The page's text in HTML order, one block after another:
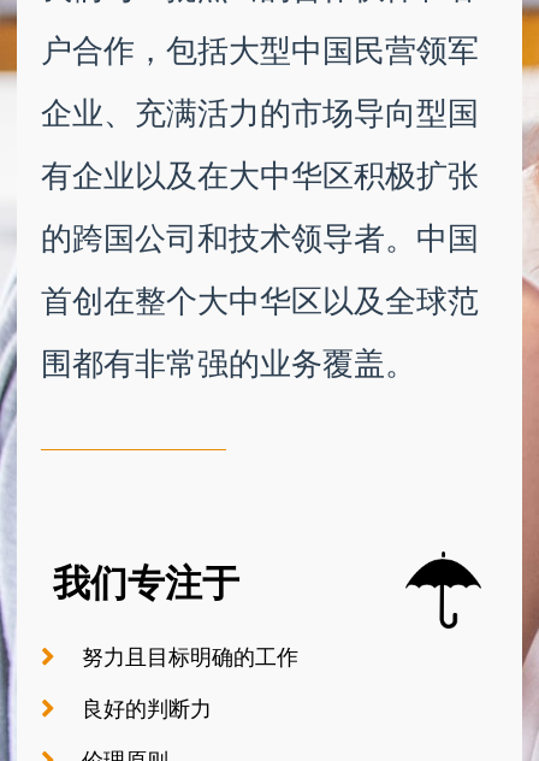
户合作，包括大型中国民营领军
企业、充满活力的市场导向型国
有企业以及在大中华区积极扩张
的跨国公司和技术领导者。中国
首创在整个大中华区以及全球范
围都有非常强的业务覆盖。
我们专注于
努力且目标明确的工作
良好的判断力